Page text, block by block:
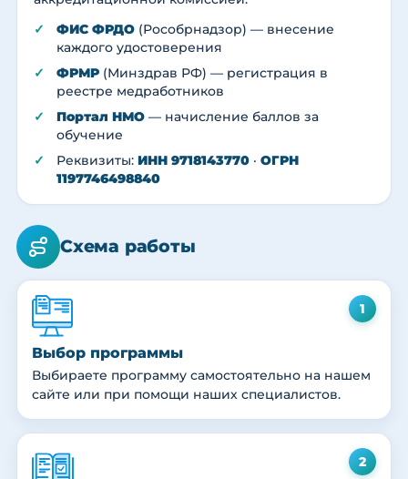
ФИС ФРДО (Рособрнадзор) — внесение
каждого удостоверения
ФРМР (Минздрав РФ) — регистрация в
реестре медработников
Портал НМО — начисление баллов за
обучение
Реквизиты: ИНН 9718143770 · ОГРН
1197746498840
Схема работы
1
Выбор программы
Выбираете программу самостоятельно на нашем
сайте или при помощи наших специалистов.
2